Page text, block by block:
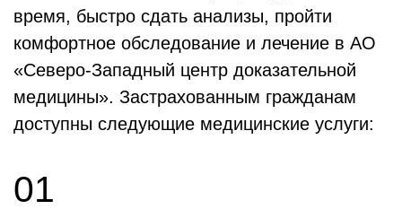
время, быстро сдать анализы, пройти
комфортное обследование и лечение в АО
«Северо-Западный центр доказательной
медицины». Застрахованным гражданам
доступны следующие медицинские услуги:
01